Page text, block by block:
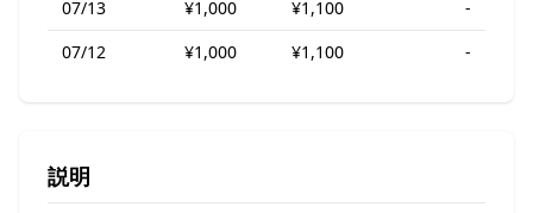
07/13
¥1,000 ¥1,100
-
07/12
¥1,000 ¥1,100 -
説明